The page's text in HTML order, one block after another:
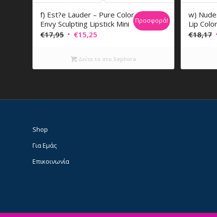
f) Est?e Lauder – Pure Color
Envy Sculpting Lipstick Mini
€17,95 Original
was:
€17,95.
€15,25
τιμή
είναι:
Προσφορά!
Δείτε το στο Sephora
w)
Lip Color
€18,17
Shop
Για Εμάς
Επικοινωνία